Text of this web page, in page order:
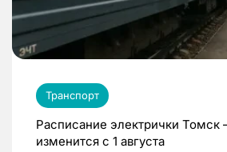
Транспорт
Расписание электрички Томск
изменится с 1 августа